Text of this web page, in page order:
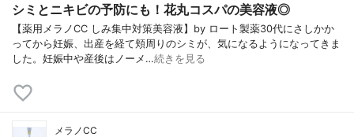
シミとニキビの予防にも！花丸コスパの美容液◎
【薬用メラノCC しみ集中対策美容液】by ロート製薬30代にさしかか
ってから妊娠、出産を経て頬周りのシミが、気になるようになってきま
した。妊娠中や産後はノーメ…続きを見る
メラノCC